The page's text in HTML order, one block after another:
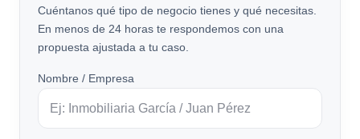
Cuéntanos qué tipo de negocio tienes y qué necesitas.
En menos de 24 horas te respondemos con una
propuesta ajustada a tu caso.
Nombre / Empresa